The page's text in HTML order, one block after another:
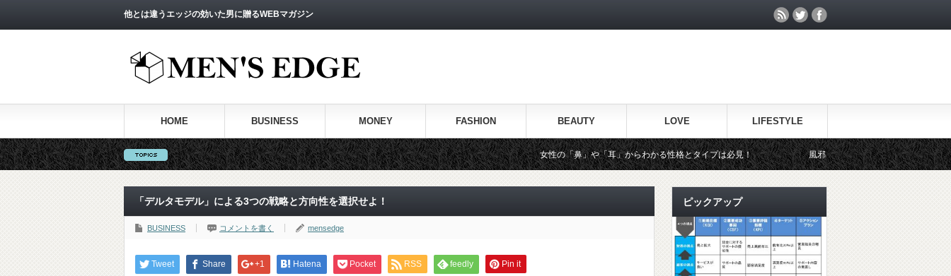
他とは違うエッジの効いた男に贈るWEBマガジン
HOME BUSINESS MONEY FASHION BEAUTY LOVE LIFESTYLE
女性の「鼻」や「耳」からわかる性格とタイプは必見！ 風邪で休んだ上司に見舞いのメールは何て送れば
「デルタモデル」による3つの戦略と方向性を選択せよ！
BUSINESS コメントを書く mensedge
Tweet Share +1 Hatena Pocket RSS feedly Pin it
ピックアップ